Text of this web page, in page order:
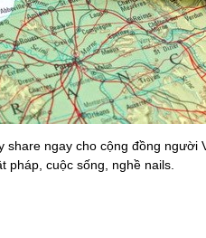
ngay cho cộng đồng người
pháp, cuộc sống, nghề nails.